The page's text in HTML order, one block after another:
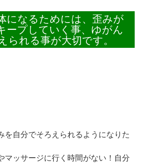
になるためには、歪みが
ープしていく事、ゆがん
られる事が大切です。
を自分でそろえられるようになりた
マッサージに行く時間がない！自分